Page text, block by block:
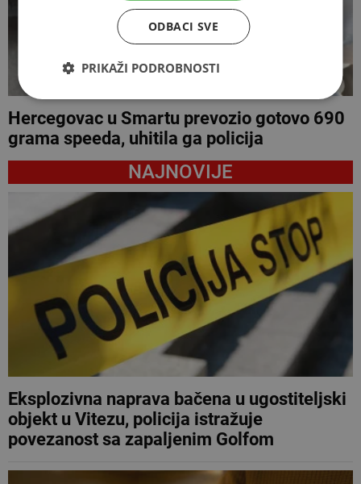
Hercegovac u Smartu prevozio gotovo 690
grama speeda, uhitila ga policija
NAJNOVIJE
Eksplozivna naprava bačena u ugostiteljski
objekt u Vitezu, policija istražuje
povezanost sa zapaljenim Golfom
ODBACI SVE
PRIKAŽI PODROBNOSTI